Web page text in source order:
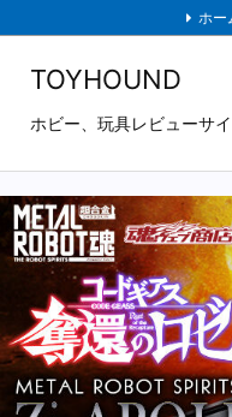
ホー
TOYHOUND
ホビー、玩具レビューサ